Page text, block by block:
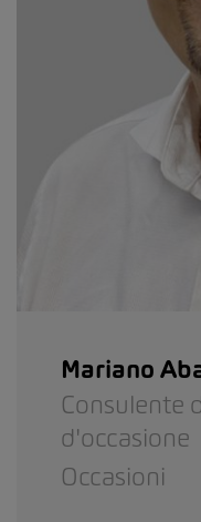
Mariano
Consulente
d'occasione
Occasioni